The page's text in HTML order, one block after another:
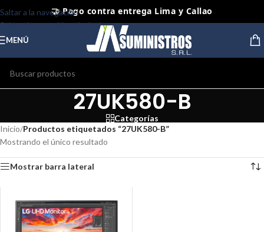
Saltar a la navegación
Saltar al contenido principal
🤝 Pago contra entrega Lima y Callao
⭐ Productos Originales y Nuevos
MENÚ
27UK580-B
Categorías
Inicio/Productos etiquetados “27UK580-B”
Mostrando el único resultado
Mostrar barra lateral